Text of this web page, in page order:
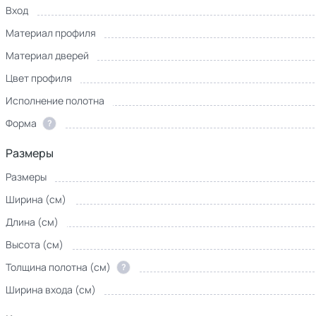
Вход
Материал профиля
Материал дверей
Цвет профиля
Исполнение полотна
Форма
?
Размеры
Размеры
Ширина (см)
Длина (см)
Высота (см)
Толщина полотна (см)
?
Ширина входа (см)